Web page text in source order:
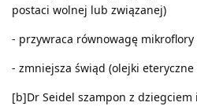
postaci wolnej lub związanej)
- przywraca równowagę mikroflory
- zmniejsza świąd (olejki eteryczne
[b]Dr Seidel szampon z